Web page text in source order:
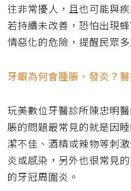
往非常擾人，且也可能與
若持續未改善，恐怕出現
情惡化的危險，提醒民眾多
牙齦為何會腫脹、發炎？
玩美數位牙醫診所陳忠明
脹的問題最常見的就是因
潔不佳、酒精或辣物等刺
炎或感染，另外也很常見
的牙冠周圍炎。